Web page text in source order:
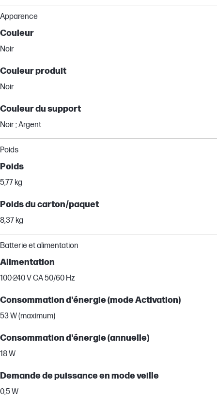
Apparence
Couleur
Noir
Couleur produit
Noir
Couleur du support
Noir ; Argent
Poids
Poids
5,77 kg
Poids du carton/paquet
8,37 kg
Batterie et alimentation
Alimentation
100-240 V CA 50/60 Hz
Consommation d'énergie (mode Activation)
53 W (maximum)
Consommation d'énergie (annuelle)
18 W
Demande de puissance en mode veille
0,5 W